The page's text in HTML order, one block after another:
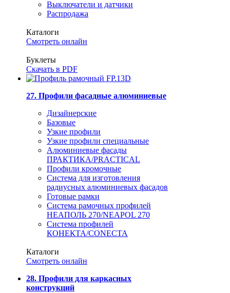
Выключатели и датчики
Распродажа
Каталоги
Смотреть онлайн
Буклеты
Скачать в PDF
27. Профили фасадные алюминиевые
Дизайнерские
Базовые
Узкие профили
Узкие профили специальные
Алюминиевые фасады
ПРАКТИКА/PRACTICAL
Профили кромочные
Система для изготовления
радиусных алюминиевых фасадов
Готовые рамки
Система рамочных профилей
НЕАПОЛЬ 270/NEAPOL 270
Система профилей
КОНЕКТА/CONECTA
Каталоги
Смотреть онлайн
28. Профили для каркасных
конструкций